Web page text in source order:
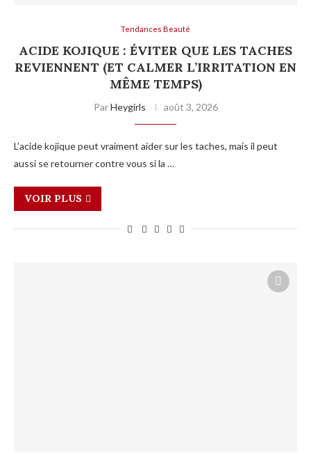
Tendances Beauté
ACIDE KOJIQUE : ÉVITER QUE LES TACHES
REVIENNENT (ET CALMER L’IRRITATION EN
MÊME TEMPS)
ParHeygirls août 3, 2026
L’acide kojique peut vraiment aider sur les taches, mais il peut
aussi se retourner contre vous si la …
VOIR PLUS